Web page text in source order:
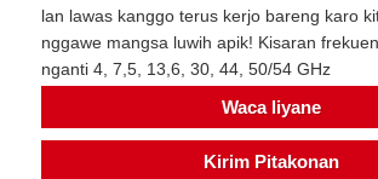
lan lawas kanggo terus kerjo bareng karo
nggawe mangsa luwih apik! Kisaran
nganti 4, 7,5, 13,6, 30, 44, 50/54 GHz
Waca liyane
Kirim Pitakonan